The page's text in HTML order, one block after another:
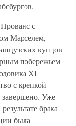
с
Марселем,
купцов
побережьем
XI
с крепкой
завершено. Уже
брака
была